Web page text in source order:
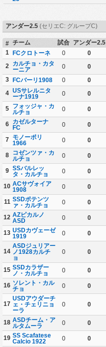
アンダー2.5 (セリエC: グループC)
# チーム 試合 アンダー2.5
1 FCクロトーネ 0 0
2
カルチョ・カタ
ーニア
0 0
3 FCバーリ1908 0 0
4
USサレルニタ
ーナ1919
0 0
5
フォッジャ・カ
ルチョ
0 0
6
カゼルターナ
FC
0 0
7
モノーポリ
1966
0 0
8
コゼンツァ・カ
ルチョ
0 0
9
SSバルレッ
タ・カルチョ
0 0
10 ACサヴォイア
1908
0 0
11 SSDポテンツ
ァ・カルチョ
0 0
12 AZピカルノ
ASD
0 0
13 USDカヴェーゼ
1919
0 0
14
ASDジュリアー
ノ1928カルチ
ョ
0 0
15 SSDカラザー
ノ・カルチョ
0 0
16 ソレント・カル
チョ
0 0
17
USDアウダーチ
ェ・チェリニョ
ーラ
0 0
18 ASDチーム・ア
ルタムーラ
0 0
19 SS Scafatese
Calcio 1922
0 0